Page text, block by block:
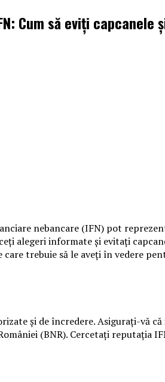
Cum să eviți
nebancare (IFN) pot
alegeri informate și evitați
trebuie să le aveți în vedere
și de încredere. Asigurați-
(BNR). Cercetați reputația